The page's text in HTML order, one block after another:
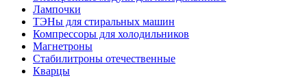
Лампочки
ТЭНы для стиральных машин
Компрессоры для холодильников
Магнетроны
Стабилитроны отечественные
Кварцы